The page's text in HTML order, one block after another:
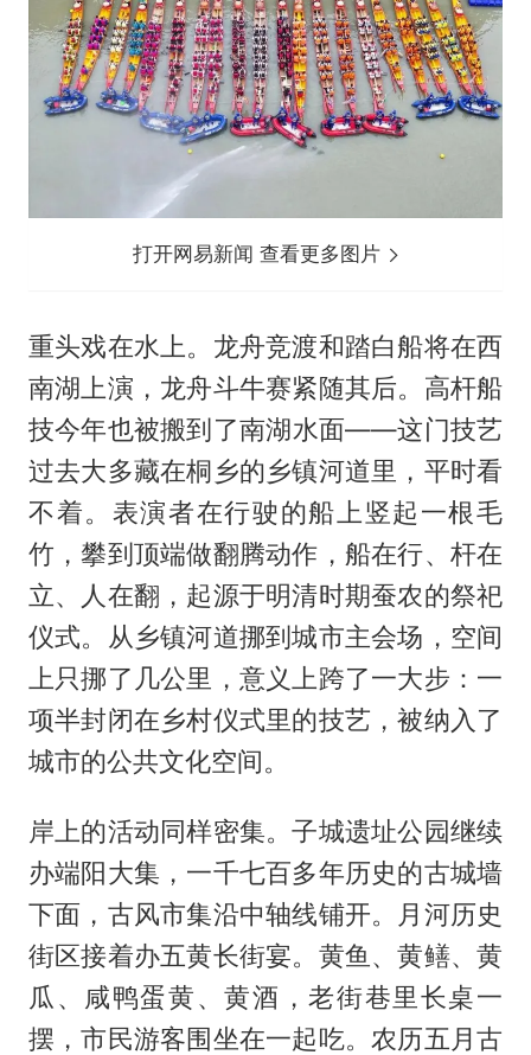
打开网易新闻 查看更多图片
重头戏在水上。龙舟竞渡和踏白船将在西
南湖上演，龙舟斗牛赛紧随其后。高杆船
技今年也被搬到了南湖水面——这门技艺
过去大多藏在桐乡的乡镇河道里，平时看
不着。表演者在行驶的船上竖起一根毛
竹，攀到顶端做翻腾动作，船在行、杆在
立、人在翻，起源于明清时期蚕农的祭祀
仪式。从乡镇河道挪到城市主会场，空间
上只挪了几公里，意义上跨了一大步：一
项半封闭在乡村仪式里的技艺，被纳入了
城市的公共文化空间。
岸上的活动同样密集。子城遗址公园继续
办端阳大集，一千七百多年历史的古城墙
下面，古风市集沿中轴线铺开。月河历史
街区接着办五黄长街宴。黄鱼、黄鳝、黄
瓜、咸鸭蛋黄、黄酒，老街巷里长桌一
摆，市民游客围坐在一起吃。农历五月古